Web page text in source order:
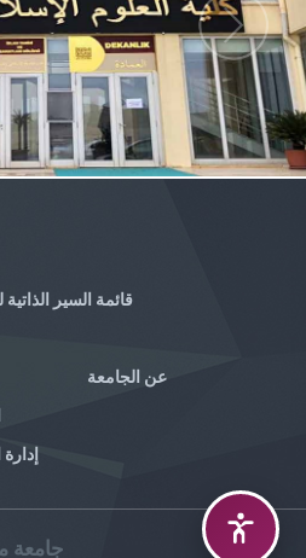
قائمة السير الذاتية
عن الجامعة
جامعة